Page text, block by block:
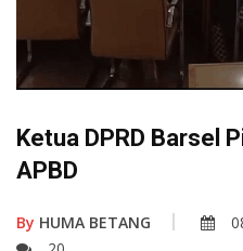
Ketua DPRD Barsel
APBD
By HUMA BETANG